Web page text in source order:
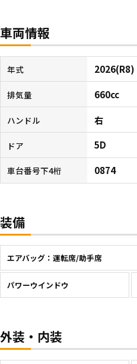
車両情報
年式 2026(R8)
排気量 660cc
ハンドル 右
ドア 5D
車台番号下4桁 0874
装備
エアバッグ：運転席/助手席
パワーウインドウ
外装・内装